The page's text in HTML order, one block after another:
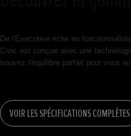
De l'Executive riche en
Civic est conçue avec une
trouvez l'équilibre parfait pour vous
VOIR LES SPÉCIFICATIONS COMPLÈTES